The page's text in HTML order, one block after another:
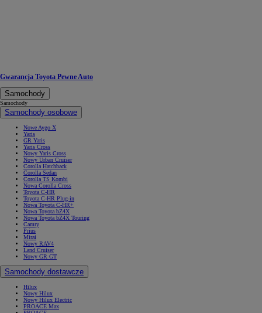
Gwarancja Toyota Pewne Auto
Samochody
Samochody
Samochody osobowe
Nowe Aygo X
Yaris
GR Yaris
Yaris Cross
Nowy Yaris Cross
Nowy Urban Cruiser
Corolla Hatchback
Corolla Sedan
Corolla TS Kombi
Nowa Corolla Cross
Toyota C-HR
Toyota C-HR Plug-in
Nowa Toyota C-HR+
Nowa Toyota bZ4X
Nowa Toyota bZ4X Touring
Camry
Prius
Mirai
Nowy RAV4
Land Cruiser
Nowy GR GT
Samochody dostawcze
Hilux
Nowy Hilux
Nowy Hilux Electric
PROACE Max